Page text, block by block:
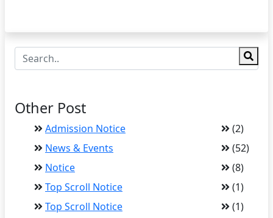
Other Post
Admission Notice
(2)
News & Events
(52)
Notice
(8)
Top Scroll Notice
(1)
Top Scroll Notice
(1)